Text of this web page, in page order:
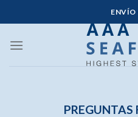
al
ENVÍO
PREGUNTAS